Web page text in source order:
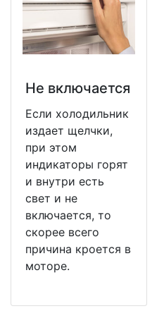
Не включается
Если холодильник
издает щелчки,
при этом
индикаторы горят
и внутри есть
свет и не
включается, то
скорее всего
причина кроется в
моторе.